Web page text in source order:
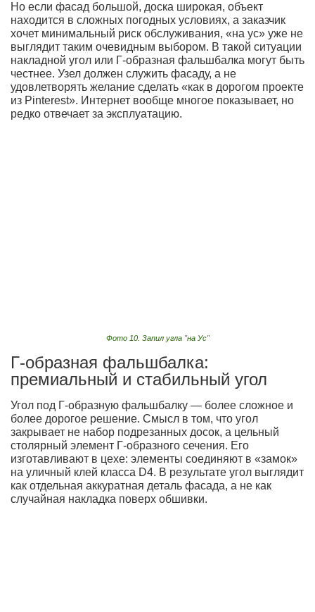
Но если фасад большой, доска широкая, объект
находится в сложных погодных условиях, а заказчик
хочет минимальный риск обслуживания, «на ус» уже не
выглядит таким очевидным выбором. В такой ситуации
накладной угол или Г-образная фальшбалка могут быть
честнее. Узел должен служить фасаду, а не
удовлетворять желание сделать «как в дорогом проекте
из Pinterest». Интернет вообще многое показывает, но
редко отвечает за эксплуатацию.
Фото 10. Запил угла "на Ус"
Г-образная фальшбалка:
премиальный и стабильный угол
Угол под Г-образную фальшбалку — более сложное и
более дорогое решение. Смысл в том, что угол
закрывает не набор подрезанных досок, а цельный
столярный элемент Г-образного сечения. Его
изготавливают в цехе: элементы соединяют в «замок»
на уличный клей класса D4. В результате угол выглядит
как отдельная аккуратная деталь фасада, а не как
случайная накладка поверх обшивки.